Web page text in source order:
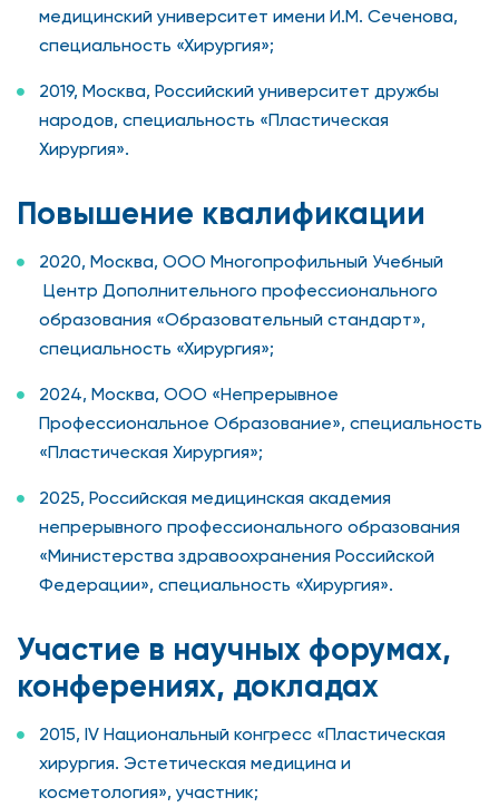
медицинский университет имени И.М. Сеченова,
специальность «Хирургия»;
2019, Москва, Российский университет дружбы
народов, специальность «Пластическая
Хирургия».
Повышение квалификации
2020, Москва, ООО Многопрофильный Учебный
Центр Дополнительного профессионального
образования «Образовательный стандарт»,
специальность «Хирургия»;
2024, Москва, ООО «Непрерывное
Профессиональное Образование», специальность
«Пластическая Хирургия»;
2025, Российская медицинская академия
непрерывного профессионального образования
«Министерства здравоохранения Российской
Федерации», специальность «Хирургия».
Участие в научных форумах,
конферениях, докладах
2015, IV Национальный конгресс «Пластическая
хирургия. Эстетическая медицина и
косметология», участник;